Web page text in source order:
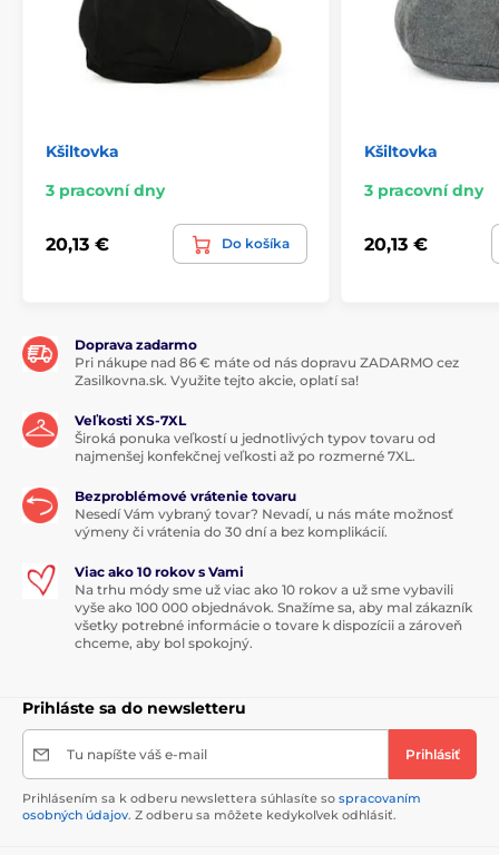
Kšiltovka
3 pracovní dny
20,13 € Do košíka
Kšiltovka
3 pracovní dny
20,13 €
Doprava zadarmo
Pri nákupe nad 86 € máte od nás dopravu ZADARMO cez
Zasilkovna.sk. Využite tejto akcie, oplatí sa!
Veľkosti XS-7XL
Široká ponuka veľkostí u jednotlivých typov tovaru od
najmenšej konfekčnej veľkosti až po rozmerné 7XL.
Bezproblémové vrátenie tovaru
Nesedí Vám vybraný tovar? Nevadí, u nás máte možnosť
výmeny či vrátenia do 30 dní a bez komplikácií.
Viac ako 10 rokov s Vami
Na trhu módy sme už viac ako 10 rokov a už sme vybavili
vyše ako 100 000 objednávok. Snažíme sa, aby mal zákazník
všetky potrebné informácie o tovare k dispozícii a zároveň
chceme, aby bol spokojný.
Prihláste sa do newsletteru
Tu napíšte váš e-mail Prihlásiť
Prihlásením sa k odberu newslettera súhlasíte so spracovaním
osobných údajov. Z odberu sa môžete kedykoľvek odhlásiť.